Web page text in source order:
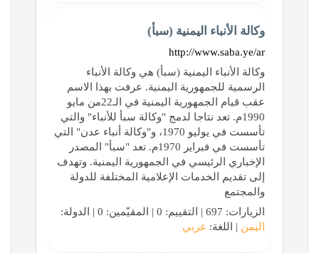
وكالة الأنباء اليمنية (سبأ)
http://www.saba.ye/ar
وكالة الأنباء اليمنية (سبأ) هي وكالة الأنباء
الرسمية للجمهورية اليمنية. عرفت بهذا الاسم
عقب قيام الجمهورية اليمنية في الـ22من مايو
1990م. تعد نتاجا لدمج "وكالة سبأ للأنباء" والتي
تأسست في يوليو 1970، و"وكالة أنباء عدن" التي
تأسست في فبراير 1970م. تعد "سبأ" المصدر
الإخباري الرئيسي في الجمهورية اليمنية. وتهدف
إلى تقديم الخدمات الإعلامية المختلفة للدولة
والمجتمع
الزيارات: 697 | التقييم: 0 | المقيّمين: 0 | الدولة:
اليمن | اللغة: عربي